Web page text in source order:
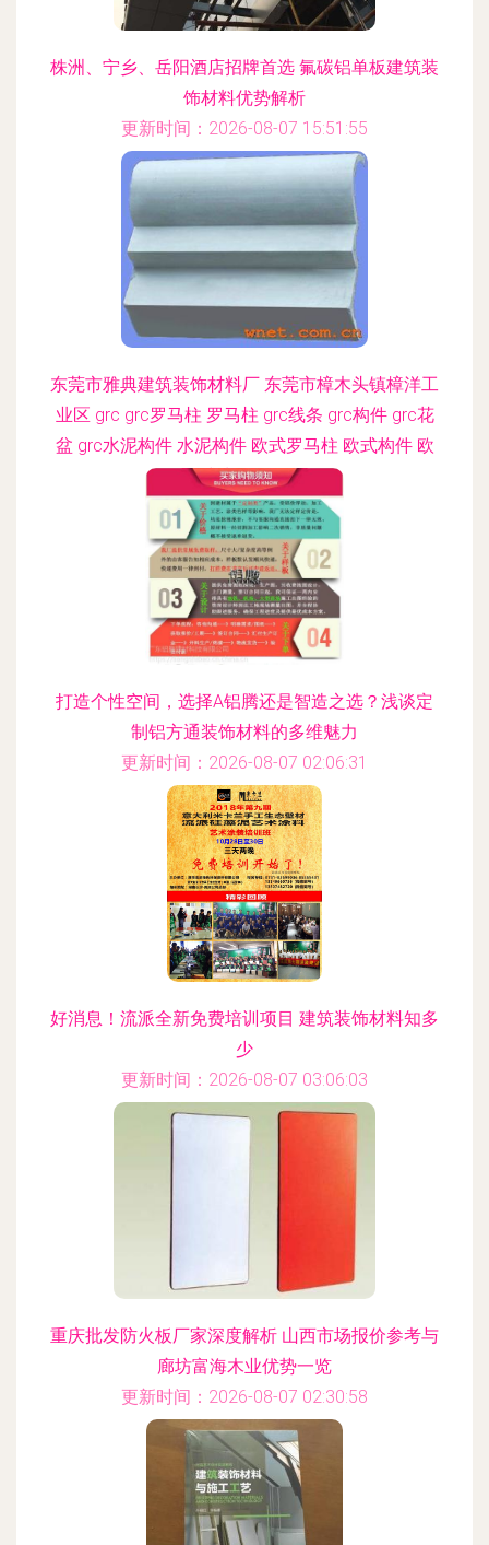
株洲、宁乡、岳阳酒店招牌首选 氟碳铝单板建筑装
饰材料优势解析
更新时间：2026-08-07 15:51:55
东莞市雅典建筑装饰材料厂 东莞市樟木头镇樟洋工
业区 grc grc罗马柱 罗马柱 grc线条 grc构件 grc花
盆 grc水泥构件 水泥构件 欧式罗马柱 欧式构件 欧
式水泥构件
更新时间：2026-08-07 13:18:52
打造个性空间，选择A铝腾还是智造之选？浅谈定
制铝方通装饰材料的多维魅力
更新时间：2026-08-07 02:06:31
好消息！流派全新免费培训项目 建筑装饰材料知多
少
更新时间：2026-08-07 03:06:03
重庆批发防火板厂家深度解析 山西市场报价参考与
廊坊富海木业优势一览
更新时间：2026-08-07 02:30:58